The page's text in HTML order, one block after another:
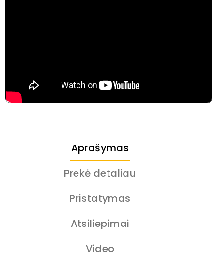
Aprašymas
Prekė detaliau
Pristatymas
Atsiliepimai
Video